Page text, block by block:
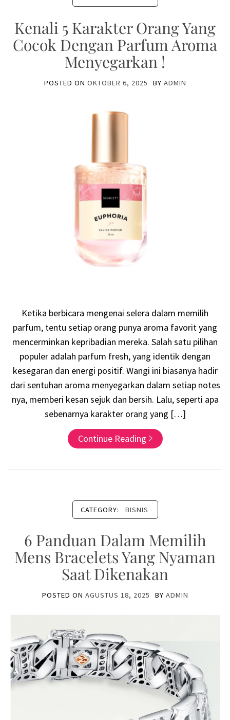
Kenali 5 Karakter Orang Yang
Cocok Dengan Parfum Aroma
Menyegarkan !
POSTED ON OKTOBER 6, 2025 BY ADMIN
Ketika berbicara mengenai selera dalam memilih
parfum, tentu setiap orang punya aroma favorit yang
mencerminkan kepribadian mereka. Salah satu pilihan
populer adalah parfum fresh, yang identik dengan
kesegaran dan energi positif. Wangi ini biasanya hadir
dari sentuhan aroma menyegarkan dalam setiap notes
nya, memberi kesan sejuk dan bersih. Lalu, seperti apa
sebenarnya karakter orang yang […]
Continue Reading
CATEGORY: BISNIS
6 Panduan Dalam Memilih
Mens Bracelets Yang Nyaman
Saat Dikenakan
POSTED ON AGUSTUS 18, 2025 BY ADMIN